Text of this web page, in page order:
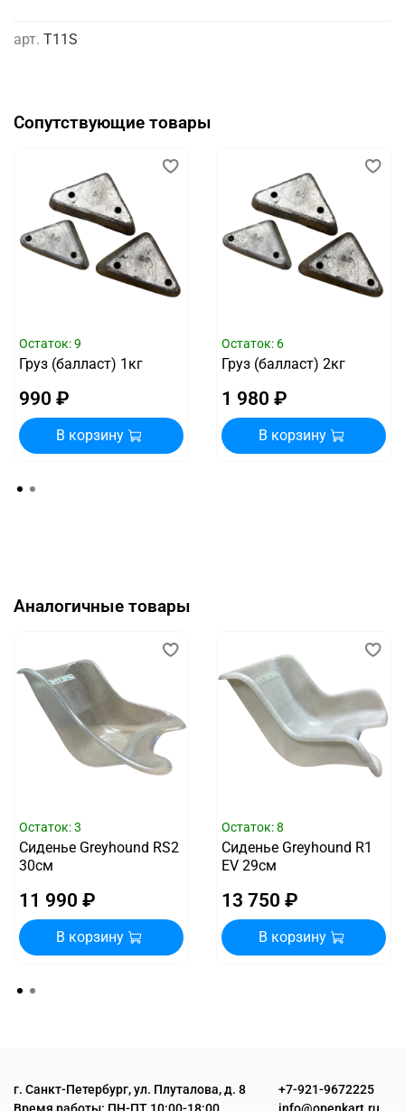
арт. T11S
Сопутствующие товары
Остаток: 9
Груз (балласт) 1кг
990 ₽
В корзину
Остаток: 6
Груз (балласт) 2кг
1 980 ₽
В корзину
Аналогичные товары
Остаток: 3
Сиденье Greyhound RS2
30см
11 990 ₽
В корзину
Остаток: 8
Сиденье Greyhound R1
EV 29см
13 750 ₽
В корзину
г. Санкт-Петербург, ул. Плуталова, д. 8
+7-921-9672225